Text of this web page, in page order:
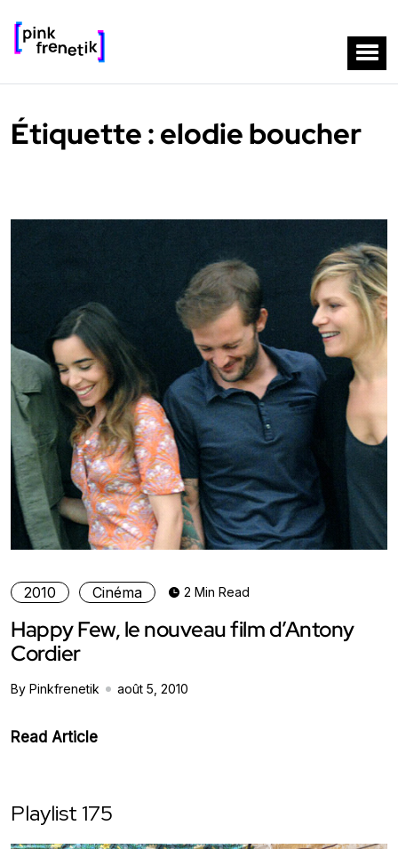
Étiquette :elodie boucher
2010 Cinéma 2 Min Read
Happy Few, le nouveau film d’Antony
Cordier
By Pinkfrenetik août 5, 2010
Read Article
Playlist 175